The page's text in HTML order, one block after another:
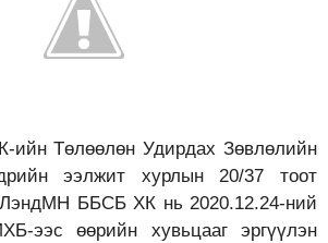
Төлөөлөн Удирдах Зөвлөлийн
ээлжит хурлын 20/37 тоот
ЛэндМН ББСБ ХК нь 2020.12.24-ний
ээс өөрийн хувьцааг эргүүлэн